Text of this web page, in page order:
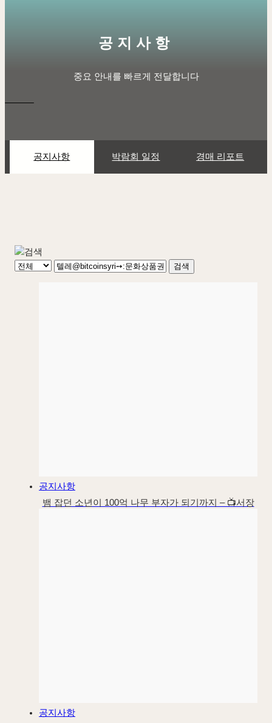
공지사항
중요 안내를 빠르게 전달합니다
공지사항 박람회 일정 경매 리포트
검색
공지사항
뱀 잡던 소년이 100억 나무 부자가 되기까지 – 📺서장
공지사항